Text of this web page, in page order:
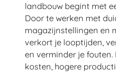
landbouw begint met
Door te werken met
magazijnstellingen en
verkort je looptijden,
en verminder je
kosten, hogere